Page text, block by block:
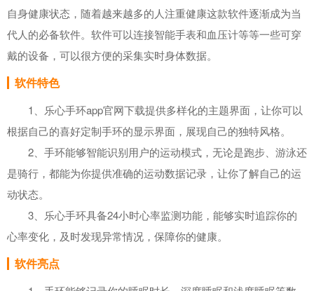
自身健康状态，随着越来越多的人注重健康这款软件逐渐成为当
代人的必备软件。软件可以连接智能手表和血压计等等一些可穿
戴的设备，可以很方便的采集实时身体数据。
软件特色
1、乐心手环app官网下载提供多样化的主题界面，让你可以
根据自己的喜好定制手环的显示界面，展现自己的独特风格。
2、手环能够智能识别用户的运动模式，无论是跑步、游泳还
是骑行，都能为你提供准确的运动数据记录，让你了解自己的运
动状态。
3、乐心手环具备24小时心率监测功能，能够实时追踪你的
心率变化，及时发现异常情况，保障你的健康。
软件亮点